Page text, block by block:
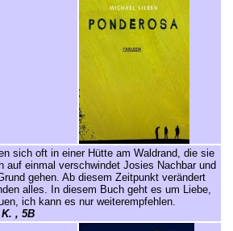
sich oft in einer Hütte am Waldrand, die sie
auf einmal verschwindet Josies Nachbar und
gehen. Ab diesem Zeitpunkt verändert
alles. In diesem Buch geht es um Liebe,
ich kann es nur weiterempfehlen.
, 5B